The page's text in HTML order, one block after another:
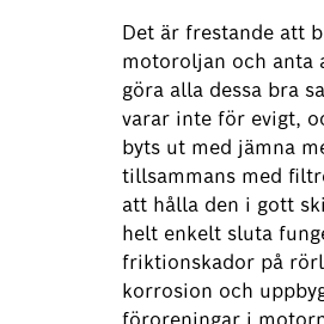
Det är frestande att
motoroljan och anta
göra alla dessa bra
varar inte för evigt,
byts ut med jämna
tillsammans med
att hålla den i gott
helt enkelt sluta
friktionskador på
korrosion och